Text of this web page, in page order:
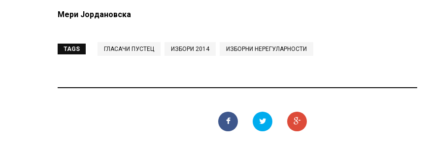
Мери Јордановска
TAGS ГЛАСАЧИ ПУСТЕЦ ИЗБОРИ 2014 ИЗБОРНИ НЕРЕГУЛАРНОСТИ